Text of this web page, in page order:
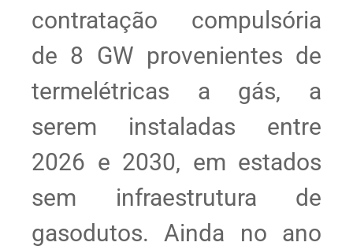
contratação compulsória
de 8 GW provenientes de
termelétricas a gás, a
serem instaladas entre
2026 e 2030, em estados
sem infraestrutura de
gasodutos. Ainda no ano